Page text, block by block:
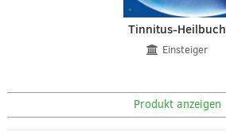
Tinnitus-Heilbuch
Einsteiger
Produkt anzeigen